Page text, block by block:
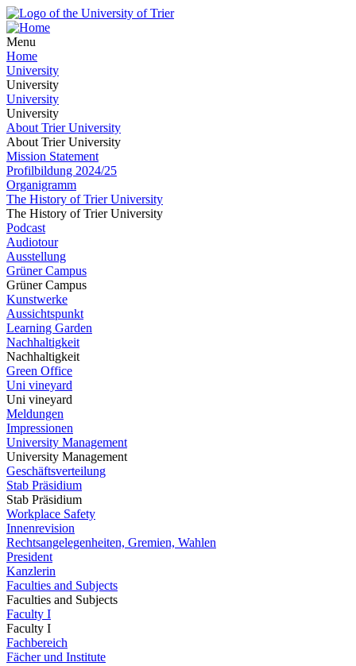
Menu
Home
University
University
University
University
About Trier University
About Trier University
Mission Statement
Profilbildung 2024/25
Organigramm
The History of Trier University
The History of Trier University
Podcast
Audiotour
Ausstellung
Grüner Campus
Grüner Campus
Kunstwerke
Aussichtspunkt
Learning Garden
Nachhaltigkeit
Nachhaltigkeit
Green Office
Uni vineyard
Uni vineyard
Meldungen
Impressionen
University Management
University Management
Geschäftsverteilung
Stab Präsidium
Stab Präsidium
Workplace Safety
Innenrevision
Rechtsangelegenheiten, Gremien, Wahlen
President
Kanzlerin
Faculties and Subjects
Faculties and Subjects
Faculty I
Faculty I
Fachbereich
Fächer und Institute